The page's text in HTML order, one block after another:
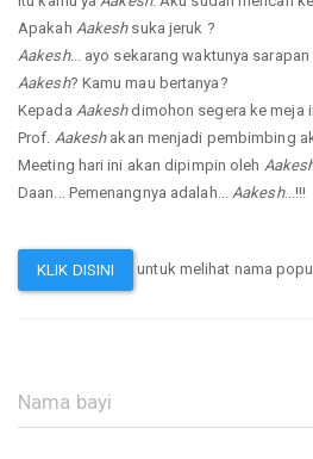
Apakah Aakeshsuka jeruk ?
Aakesh... ayo sekarang waktunya sarapan
Aakesh? Kamu mau bertanya?
Kepada Aakeshdimohon segera ke meja
Prof. Aakeshakan menjadi pembimbing
Meeting hari ini akan dipimpin oleh
Daan... Pemenangnya adalah... Aakesh...!!!
KLIK DISINI untuk melihat nama